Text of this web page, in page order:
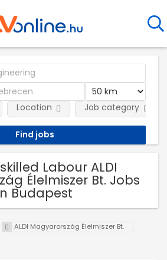
Location Job category
Labour ALDI
Élelmiszer Bt. Jobs
Budapest
ALDI Magyarország Élelmiszer Bt.